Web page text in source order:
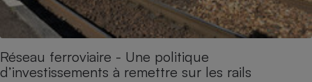
Réseau ferroviaire - Une politique
d’investissements à remettre sur les rails